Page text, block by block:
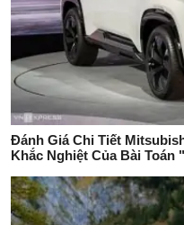
Đánh Giá Chi Tiết
Khắc Nghiệt Của Bài Toán